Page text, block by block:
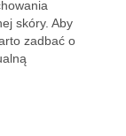
skóry. Aby
zadbać o